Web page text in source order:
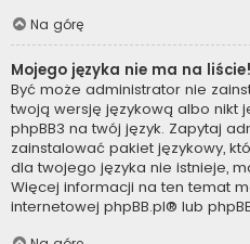
Na górę
Mojego języka nie ma na liście!
Być może administrator nie
twoją wersję językową albo nikt
phpBB3 na twój język. Zapytaj
zainstalować pakiet językowy,
dla twojego języka nie istnieje,
Więcej informacji na ten temat
internetowej phpBB.pl® lub